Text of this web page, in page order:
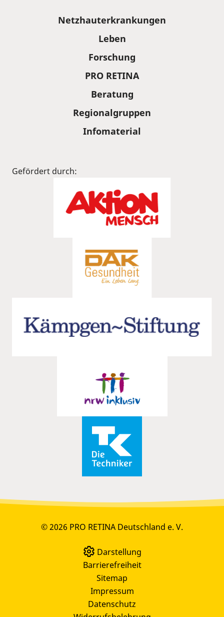
Netzhauterkrankungen
Leben
Forschung
PRO RETINA
Beratung
Regionalgruppen
Infomaterial
Gefördert durch:
© 2026 PRO RETINA Deutschland e. V.
Darstellung
Barrierefreiheit
Sitemap
Impressum
Datenschutz